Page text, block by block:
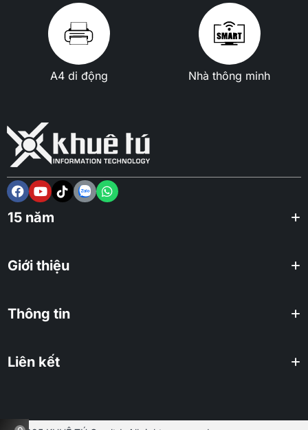
A4 di động Nhà thông minh
15 năm
Giới thiệu
Thông tin
Liên kết